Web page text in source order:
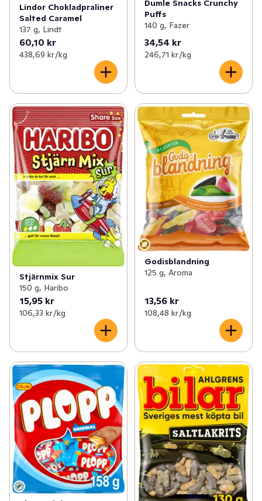
Lindor Chokladpraliner
Salted Caramel
137 g, Lindt
60,10 kr
438,69 kr /kg
Dumle Snacks Crunchy
Puffs
140 g, Fazer
34,54 kr
246,71 kr /kg
Stjärnmix Sur
150 g, Haribo
15,95 kr
106,33 kr /kg
Godisblandning
125 g, Aroma
13,56 kr
108,48 kr /kg